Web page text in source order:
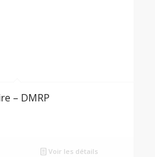
– DMRP
Voir les détails